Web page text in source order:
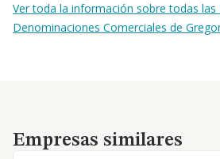
Ver toda la información sobre todas
Denominaciones Comerciales de
Empresas similares
Empresas similares